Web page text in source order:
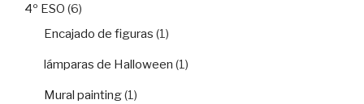
4º ESO (6)
Encajado de figuras (1)
lámparas de Halloween (1)
Mural painting(1)